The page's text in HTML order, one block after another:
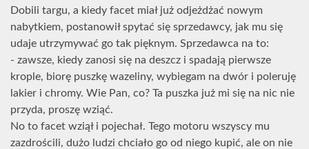
Dobili targu, a kiedy facet miał już odjeżdżać nowym
nabytkiem, postanowił spytać się sprzedawcy, jak mu się
udaje utrzymywać go tak pięknym. Sprzedawca na to:
- zawsze, kiedy zanosi się na deszcz i spadają pierwsze
krople, biorę puszkę wazeliny, wybiegam na dwór i poleruję
lakier i chromy. Wie Pan, co? Ta puszka już mi się na nic nie
przyda, proszę wziąć.
No to facet wziął i pojechał. Tego motoru wszyscy mu
zazdrościli, dużo ludzi chciało go od niego kupić, ale on nie